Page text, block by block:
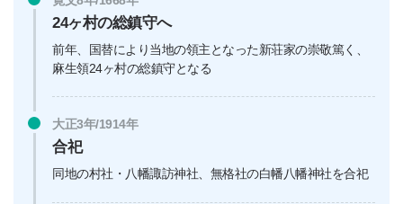
24ヶ村の総鎮守へ
前年、国替により当地の領主となった新荘家の崇敬篤く、
麻生領24ヶ村の総鎮守となる
大正3年/1914年
合祀
同地の村社・八幡諏訪神社、無格社の白幡八幡神社を合祀